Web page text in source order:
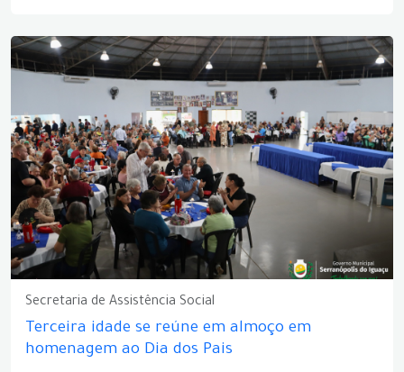
Secretaria de Assistência Social
Terceira idade se reúne em almoço em
homenagem ao Dia dos Pais